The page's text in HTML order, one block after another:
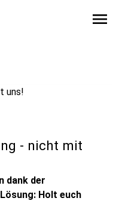
menu
- nicht mit
dank der
Holt euch